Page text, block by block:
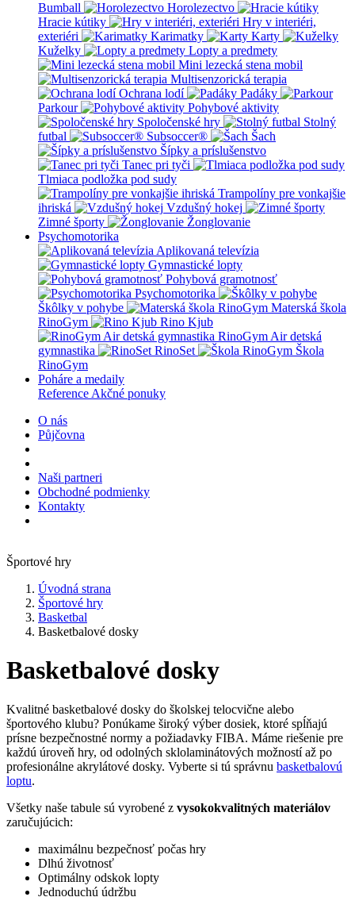
Bumball
Horolezectvo
Hracie kútiky
Hry v interiéri,
exteriéri
Karimatky
Karty
Kuželky
Lopty a predmety
Mini lezecká stena mobil
Multisenzorická terapia
Ochrana lodí
Padáky
Parkour
Pohybové aktivity
Spoločenské hry
Stolný
futbal
Subsoccer®
Šach
Šípky a príslušenstvo
Tanec pri tyči
Tlmiaca podložka pod sudy
Trampolíny pre vonkajšie
ihriská
Vzdušný hokej
Zimné športy
Žonglovanie
Psychomotorika
Aplikovaná televízia
Gymnastické lopty
Pohybová gramotnosť
Psychomotorika
Škôlky v pohybe
Materská škola
RinoGym
Rino Kjub
RinoGym Air detská
gymnastika
RinoSet
Škola
RinoGym
Poháre a medaily
Reference Akčné ponuky
O nás
Půjčovna
Naši partneri
Obchodné podmienky
Kontakty
Športové hry
Úvodná strana
Športové hry
Basketbal
Basketbalové dosky
Basketbalové dosky
Kvalitné basketbalové dosky do školskej telocvične alebo
športového klubu? Ponúkame široký výber dosiek, ktoré spĺňajú
prísne bezpečnostné normy a požiadavky FIBA. Máme riešenie pre
každú úroveň hry, od odolných sklolaminátových možností až po
profesionálne akrylátové dosky. Vyberte si tú správnu basketbalovú
loptu.
Všetky naše tabule sú vyrobené z vysokokvalitných materiálov
zaručujúcich:
maximálnu bezpečnosť počas hry
Dlhú životnosť
Optimálny odskok lopty
Jednoduchú údržbu